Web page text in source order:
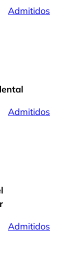
Admitidos
Admitidos
Admitidos